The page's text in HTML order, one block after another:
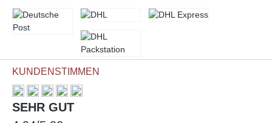
KUNDENSTIMMEN
SEHR GUT